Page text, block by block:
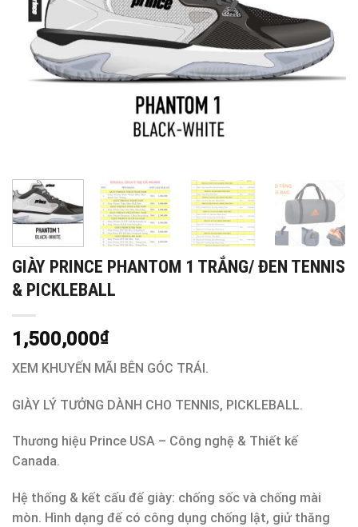
GIÀY PRINCE PHANTOM 1 TRẮNG/ ĐEN TENNIS
& PICKLEBALL
1,500,000₫
XEM KHUYẾN MÃI BÊN GÓC TRÁI.
GIÀY LÝ TƯỞNG DÀNH CHO TENNIS, PICKLEBALL.
Thương hiệu Prince USA – Công nghệ & Thiết kế
Canada.
Hệ thống & kết cấu đế giày: chống sốc và chống mài
mòn. Hình dạng đế có công dụng chống lật, giử thăng